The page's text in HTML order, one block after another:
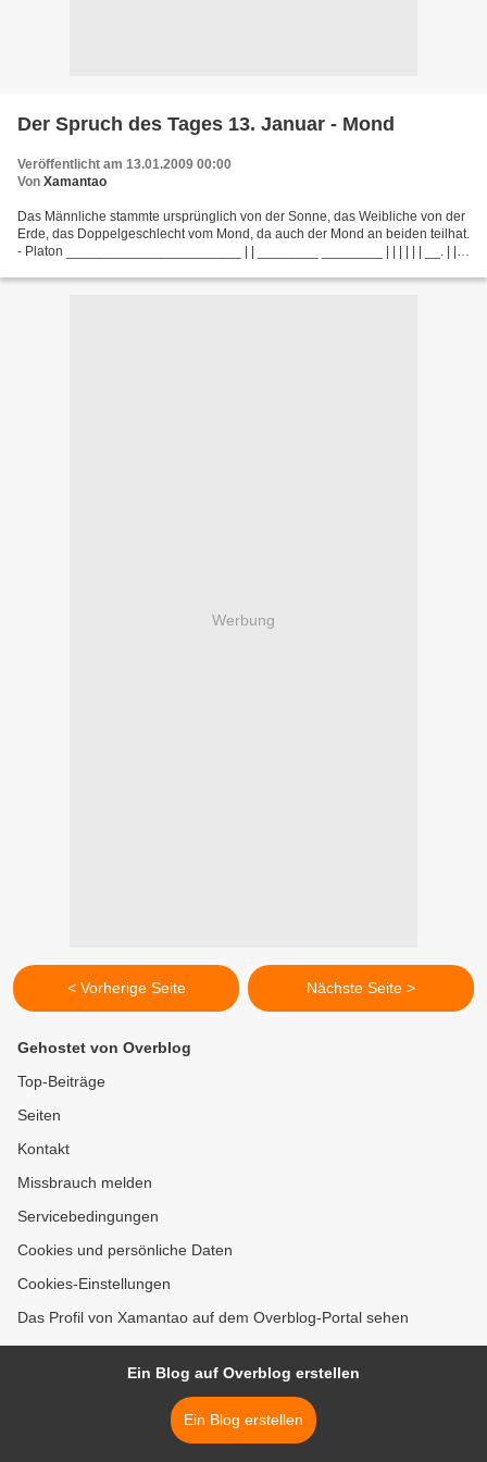
Der Spruch des Tages 13. Januar - Mond
Veröffentlicht am 13.01.2009 00:00
Von Xamantao
Das Männliche stammte ursprünglich von der Sonne, das Weibliche von der
Erde, das Doppelgeschlecht vom Mond, da auch der Mond an beiden teilhat.
- Platon _______________________ | | ________ ________ | | | | | | __. | | | |
Werbung
< Vorherige Seite Nächste Seite >
Gehostet von Overblog
Top-Beiträge
Seiten
Kontakt
Missbrauch melden
Servicebedingungen
Cookies und persönliche Daten
Cookies-Einstellungen
Das Profil von Xamantao auf dem Overblog-Portal sehen
Ein Blog auf Overblog erstellen
Ein Blog erstellen